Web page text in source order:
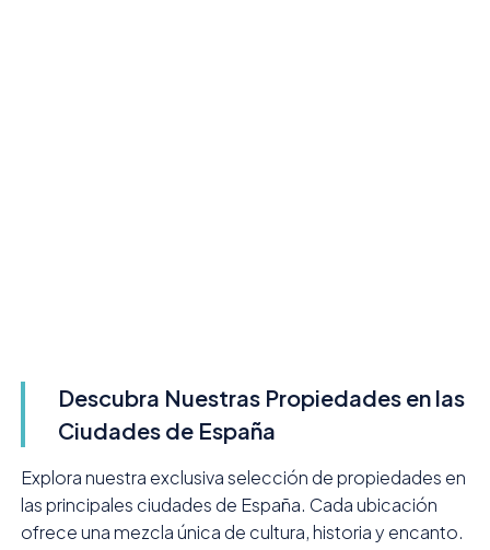
Descubra Nuestras Propiedades en las
Ciudades de España
Explora nuestra exclusiva selección de propiedades en
las principales ciudades de España. Cada ubicación
ofrece una mezcla única de cultura, historia y encanto.